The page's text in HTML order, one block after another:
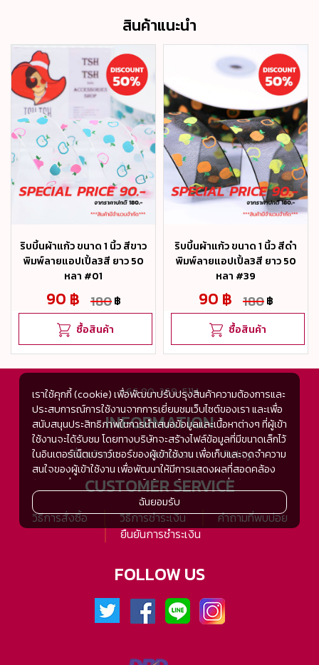
สินค้าแนะนำ
ริบบิ้นผ้าแก้ว ขนาด 1 นิ้ว สีขาว
พิมพ์ลายแอปเปิ้ล3สี ยาว 50
หลา #01
90 ฿ 180฿
ซื้อสินค้า
ริบบิ้นผ้าแก้ว ขนาด 1 นิ้ว สีดำ
พิมพ์ลายแอปเปิ้ล3สี ยาว 50
หลา #39
90 ฿ 180฿
ซื้อสินค้า
+66 80-269-5114
INFORMATION
เกี่ยวกับเรา ติดต่อเรา Policy
CUSTOMER SERVICE
วิธีการสั่งซื้อ วิธีการชำระเงิน
คำถามที่พบบ่อย
ยืนยันการชำระเงิน
FOLLOW US
เราใช้คุกกี้ (cookie) เพื่อพัฒนาปรับปรุงสินค้าความต้องการและ
ประสบการณ์การใช้งานจากการเยี่ยมชมเว็บไซต์ของเรา และเพื่อ
สนับสนุนประสิทธิภาพในการนำเสนอข้อมูลและเนื้อหาต่างๆ ที่ผู้เข้า
ใช้งานจะได้รับชม โดยทางบริษัทจะสร้างไฟล์ข้อมูลที่มีขนาดเล็กไว้
ในอินเตอร์เน็ตเบราว์เซอร์ของผู้เข้าใช้งาน เพื่อเก็บและจดจำความ
สนใจของผู้เข้าใช้งาน เพื่อพัฒนาให้มีการแสดงผลที่สอดคล้อง
กับความชื่นชอบและความสนใจในการใช้งาน และเพื่อพัฒนา
ประสิทธิภาพในการแสดงผลของข้อมูล รวมถึงเพื่ออำนวยความ
สะดวกในการให้บริการต่างๆ ภายในเว็บไซต์ของเรา และเมื่อผู้เข้า
ใช้งานกลับมาเยี่ยมชม หรือกลับเข้ามาใช้บริการในครั้งต่อไป แต่
การเก็บข้อมูลด้วยคุกกี้จะไม่ระบุตัวตนของผู้เข้าใช้งาน
บริการหรือได้รับมอบหมายให้กระทำแทนในนามของ www.tsh-
เมื่อผู้เข้าใช้งานมีการกลับมาเยี่ยมชมเว็บไซต์โดยไม่เปลี่ยนแปลง
การตั้งค่าคุกกี้บนอินเตอร์เน็ตเบราส์เซอร์ อุปกรณ์ของผู้ใช้งานจะ
ฉันยอมรับ